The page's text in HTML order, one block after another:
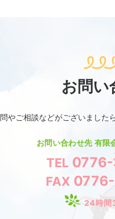
お問い
やご相談などがございました
お問い合わせ先 有限
TEL
FAX
24時間